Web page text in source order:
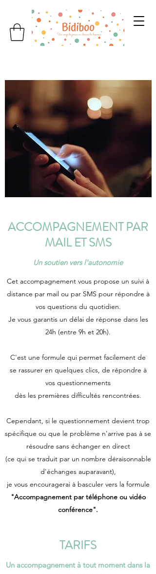
ACCOMPAGNEMENT PAR
MAIL ET SMS
Un soutien vers l'autonomie
Cet accompagnement vous propose un suivi à
distance par mail ou par SMS pour répondre à
vos questions du quotidien.
Je vous garantis un délai de réponse dans les
24h (entre 9h et 20h).
C'est une formule qui permet facilement de
se rassurer en quelques clics, de répondre à
vos questionnements
dès les premières difficultés rencontrées.
Cependant, si le questionnement devient trop
spécifique ou que le problème n'arrive pas à se
résoudre sans échanger en direct
(ce qui se traduit par un nombre déraisonnable
d'échanges auparavant),
je vous encouragerai à basculer vers la formule
"Accompagnement par téléphone ou vidéo
conférence".
TARIFS
Un accompagnement à tout moment dans la